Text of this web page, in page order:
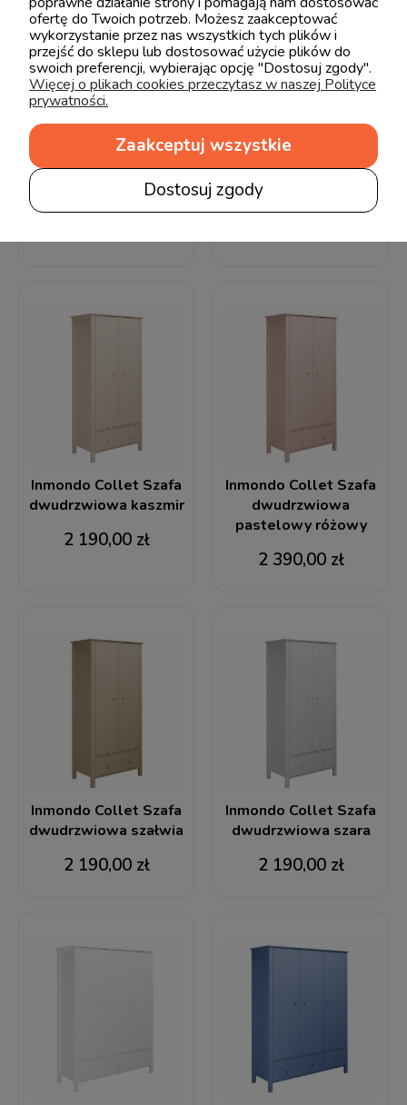
Inmondo Collet Szafa
dwudrzwiowa biała
2 190,00 zł
Inmondo Collet Szafa
dwudrzwiowa
Inmondo Collet Szafa
dwudrzwiowa kaszmir
2 190,00 zł
Inmondo Collet Szafa
dwudrzwiowa
pastelowy różowy
2 390,00 zł
Inmondo Collet Szafa
dwudrzwiowa szałwia
2 190,00 zł
Inmondo Collet Szafa
dwudrzwiowa szara
2 190,00 zł
ofertę do Twoich potrzeb. Możesz zaakceptować
wykorzystanie przez nas wszystkich tych plików i
przejść do sklepu lub dostosować użycie plików do
swoich preferencji, wybierając opcję "Dostosuj zgody".
Więcej o plikach cookies przeczytasz w naszej Polityce
prywatności.
Dostosuj zgody
Zaakceptuj wszystkie